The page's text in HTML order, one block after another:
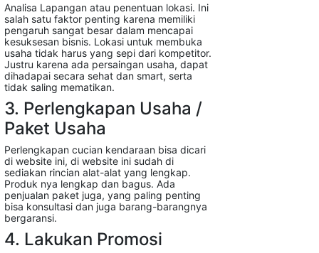
Analisa Lapangan atau penentuan lokasi. Ini
salah satu faktor penting karena memiliki
pengaruh sangat besar dalam mencapai
kesuksesan bisnis. Lokasi untuk membuka
usaha tidak harus yang sepi dari kompetitor.
Justru karena ada persaingan usaha, dapat
dihadapai secara sehat dan smart, serta
tidak saling mematikan.
3. Perlengkapan Usaha /
Paket Usaha
Perlengkapan cucian kendaraan bisa dicari
di website ini, di website ini sudah di
sediakan rincian alat-alat yang lengkap.
Produk nya lengkap dan bagus. Ada
penjualan paket juga, yang paling penting
bisa konsultasi dan juga barang-barangnya
bergaransi.
4. Lakukan Promosi